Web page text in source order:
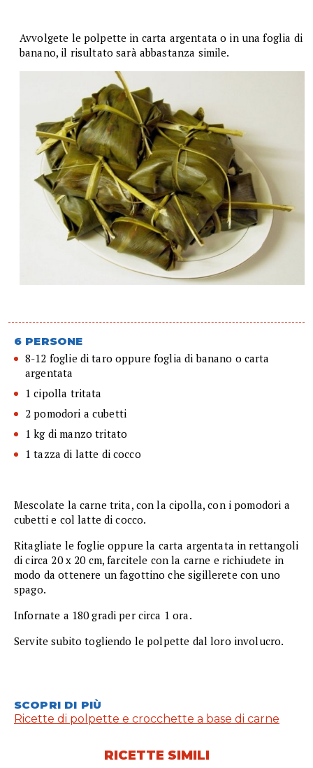
Avvolgete le polpette in carta argentata o in una foglia di
banano, il risultato sarà abbastanza simile.
6 PERSONE
8-12 foglie di taro oppure foglia di banano o carta
argentata
1 cipolla tritata
2 pomodori a cubetti
1 kg di manzo tritato
1 tazza di latte di cocco
Mescolate la carne trita, con la cipolla, con i pomodori a
cubetti e col latte di cocco.
Ritagliate le foglie oppure la carta argentata in rettangoli
di circa 20 x 20 cm, farcitele con la carne e richiudete in
modo da ottenere un fagottino che sigillerete con uno
spago.
Infornate a 180 gradi per circa 1 ora.
Servite subito togliendo le polpette dal loro involucro.
SCOPRI DI PIÙ
Ricette di polpette e crocchette a base di carne
RICETTE SIMILI